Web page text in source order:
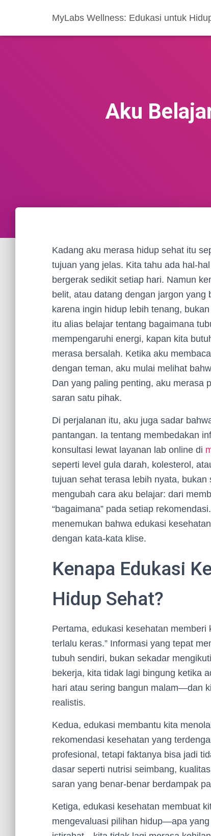
MyLabs Wellness: Edukasi untuk
Aku
Kadang aku merasa hidup sehat itu
tujuan yang jelas. Kita tahu ada hal-
bergerak sedikit setiap hari. Namun
belit, atau datang dengan jargon
karena ingin hidup lebih tenang,
itu alias belajar tentang bagaimana
mempengaruhi energi, kapan kita
merasa bersalah. Ketika aku
dengan teman, aku mulai melihat
Dan yang paling penting, aku
saran satu pihak.
Di perjalanan itu, aku juga sadar
pantangan. Ia tentang membedakan
konsultasi lewat layanan lab online di
seperti level gula darah, kolesterol,
tujuan sehat terasa lebih nyata,
mengubah cara aku belajar: dari
“bagaimana” pada setiap
menemukan bahwa edukasi
dengan kata-kata klise.
Kenapa Edukasi
Hidup Sehat?
Pertama, edukasi kesehatan memberi
terlalu keras.” Informasi yang tepat
tubuh sendiri, bukan sekadar
bekerja, kita tidak lagi bingung ketika
hari atau sering bangun malam—dan
realistis.
Kedua, edukasi membantu kita
rekomendasi kesehatan yang
profesional, tetapi faktanya bisa jadi
dasar seperti nutrisi seimbang,
saran yang benar-benar berdampak
Ketiga, edukasi kesehatan membuat
mengevaluasi pilihan hidup—apa